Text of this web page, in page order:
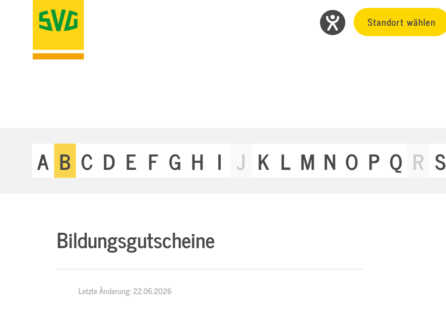
Standort wählen
A B C D E F G H I J K L M N O P Q R S
Bildungsgutscheine
Letzte Änderung: 22.06.2026